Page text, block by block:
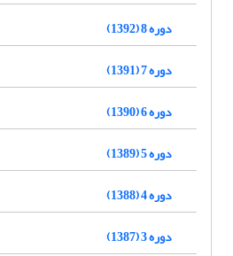
دوره 8 (1392)
دوره 7 (1391)
دوره 6 (1390)
دوره 5 (1389)
دوره 4 (1388)
دوره 3 (1387)